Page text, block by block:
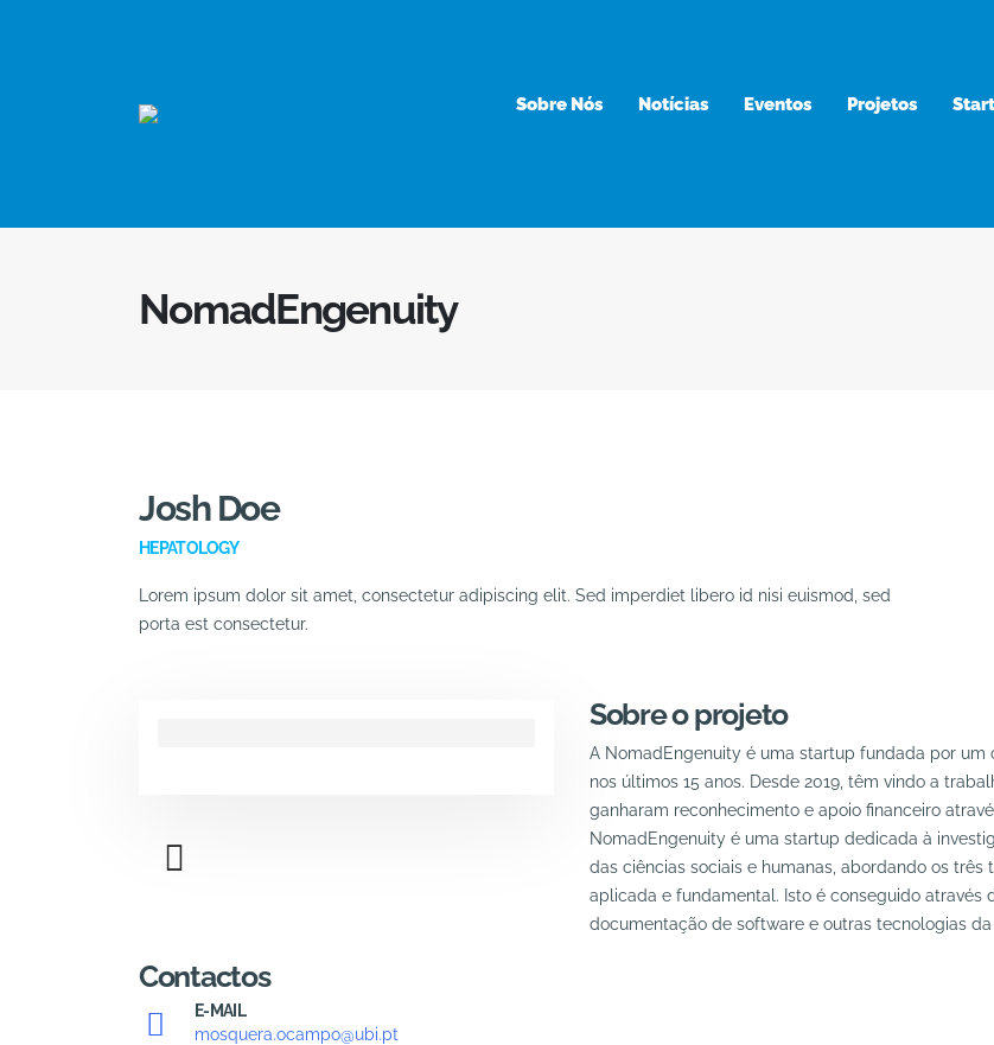
Sobre Nós Notícias Eventos Projetos
NomadEngenuity
Josh Doe
HEPATOLOGY
Lorem ipsum dolor sit amet, consectetur adipiscing elit. Sed imperdiet libero id nisi euismod, sed
porta est consectetur.
Sobre o projeto
A NomadEngenuity é uma startup fundada por
nos últimos 15 anos. Desde 2019, têm vindo a
ganharam reconhecimento e apoio financeiro
NomadEngenuity é uma startup dedicada à
das ciências sociais e humanas, abordando os três
aplicada e fundamental. Isto é conseguido através
documentação de software e outras tecnologias
Contactos
E-MAIL
mosquera.ocampo@ubi.pt